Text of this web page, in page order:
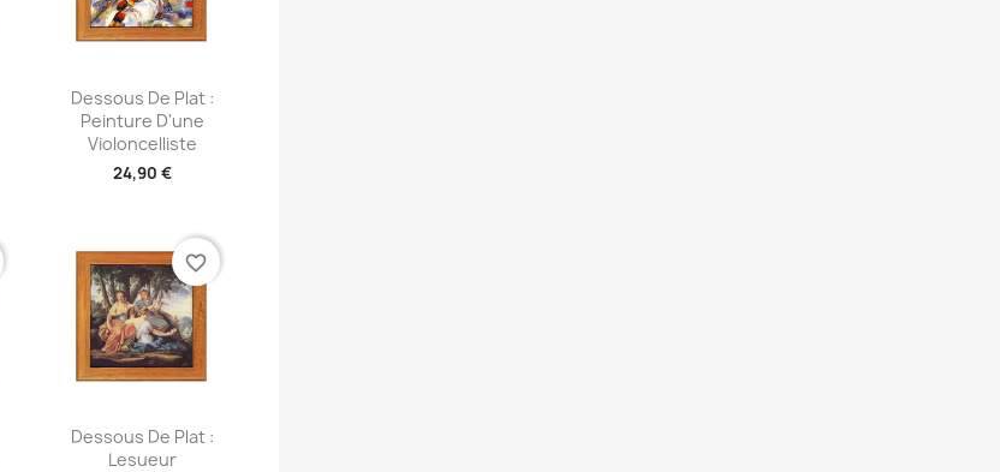
Aperçu rapide
Dessous De Plat :
Peinture D'une
Violoncelliste
24,90 €
Aperçu rapide
Dessous De Plat :
Lesueur
favorite_border